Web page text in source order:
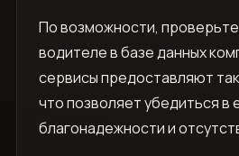
По возможности,
водителе в базе данных
сервисы предоставляют
что позволяет убедиться в
благонадежности и